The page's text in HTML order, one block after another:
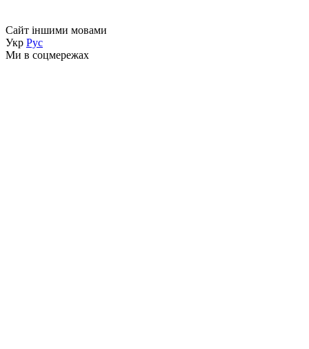
Сайт іншими мовами
Укр Рус
Ми в соцмережах